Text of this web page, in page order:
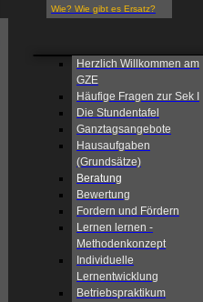
Wie? Wie gibt es Ersatz?
Herzlich Willkommen am
GZE
Häufige Fragen zur Sek I
Die Stundentafel
Ganztagsangebote
Hausaufgaben
(Grundsätze)
Beratung
Bewertung
Fordern und Fördern
Lernen lernen -
Methodenkonzept
Individuelle
Lernentwicklung
Betriebspraktikum